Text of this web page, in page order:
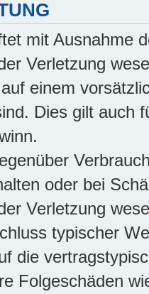
mit Ausnahme
Verletzung
einem
Dies gilt auch
oder bei
Verletzung
typischer
die
Folgeschäden